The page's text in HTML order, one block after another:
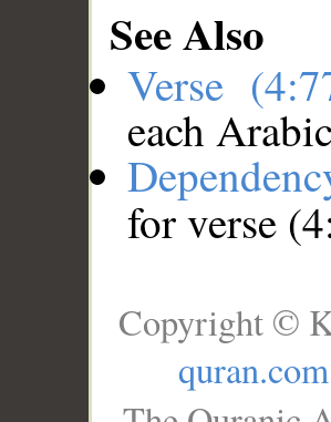
See Also
Verse
each
for verse
Copyright ©
quran.com